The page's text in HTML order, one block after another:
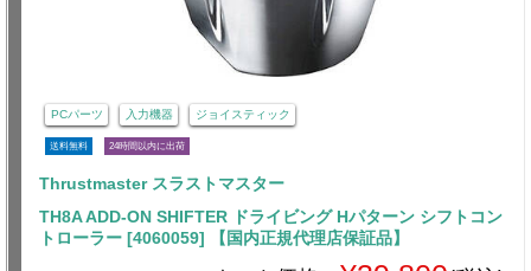
PCパーツ 入力機器 ジョイスティック
送料無料 24時間以内に出荷
Thrustmaster スラストマスター
TH8A ADD-ON SHIFTER ドライビング Hパターン シフトコン
トローラー [4060059] 【国内正規代理店保証品】